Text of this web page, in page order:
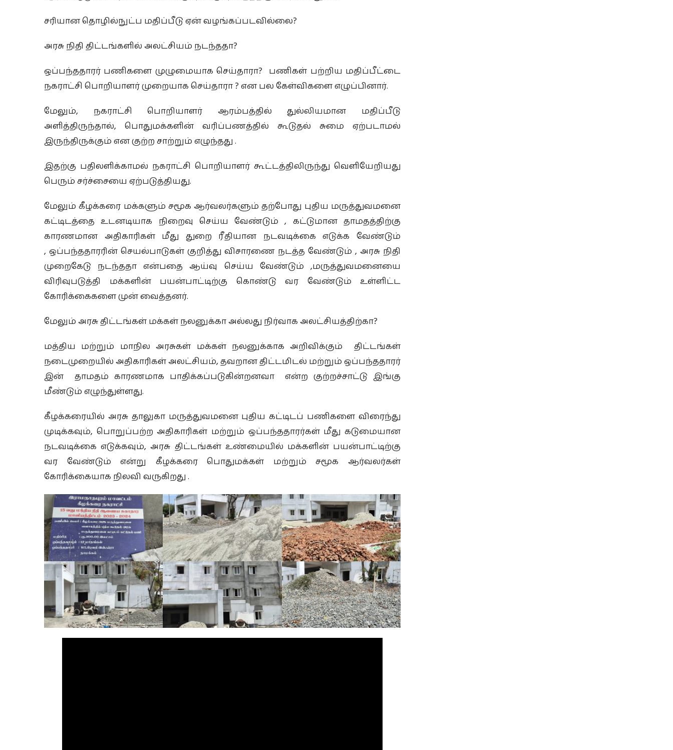
சரியான தொழில்நுட்ப மதிப்பீடு ஏன் வழங்கப்படவில்லை?
அரசு நிதி திட்டங்களில் அலட்சியம் நடந்ததா?
ஒப்பந்ததாரர் பணிகளை முழுமையாக செய்தாரா? பணிகள் பற்றிய மதிப்பீட்டை
நகராட்சி பொறியாளர் முறையாக செய்தாரா ? என பல கேள்விகளை எழுப்பினார்.
மேலும், நகராட்சி பொறியாளர் ஆரம்பத்தில் துல்லியமான மதிப்பீடு
அளித்திருந்தால், பொதுமக்களின் வரிப்பணத்தில் கூடுதல் சுமை ஏற்படாமல்
இருந்திருக்கும் என குற்ற சாற்றும் எழுந்தது .
இதற்கு பதிலளிக்காமல் நகராட்சி பொறியாளர் கூட்டத்திலிருந்து வெளியேறியது
பெரும் சர்ச்சையை ஏற்படுத்தியது.
மேலும் கீழக்கரை மக்களும் சமூக ஆர்வலர்களும் தற்போது புதிய மருத்துவமனை
கட்டிடத்தை உடனடியாக நிறைவு செய்ய வேண்டும் , கட்டுமான தாமதத்திற்கு
காரணமான அதிகாரிகள் மீது துறை ரீதியான நடவடிக்கை எடுக்க வேண்டும்
, ஒப்பந்ததாரரின் செயல்பாடுகள் குறித்து விசாரணை நடத்த வேண்டும் , அரசு நிதி
முறைகேடு நடந்ததா என்பதை ஆய்வு செய்ய வேண்டும் ,மருத்துவமனையை
விரிவுபடுத்தி மக்களின் பயன்பாட்டிற்கு கொண்டு வர வேண்டும் உள்ளிட்ட
கோரிக்கைகளை முன் வைத்தனர்.
மேலும் அரசு திட்டங்கள் மக்கள் நலனுக்கா அல்லது நிர்வாக அலட்சியத்திற்கா?
மத்திய மற்றும் மாநில அரசுகள் மக்கள் நலனுக்காக அறிவிக்கும் திட்டங்கள்
நடைமுறையில் அதிகாரிகள் அலட்சியம், தவறான திட்டமிடல் மற்றும் ஒப்பந்ததாரர்
இன் தாமதம் காரணமாக பாதிக்கப்படுகின்றனவா என்ற குற்றச்சாட்டு இங்கு
மீண்டும் எழுந்துள்ளது.
கீழக்கரையில் அரசு தாலுகா மருத்துவமனை புதிய கட்டிடப் பணிகளை விரைந்து
முடிக்கவும், பொறுப்பற்ற அதிகாரிகள் மற்றும் ஒப்பந்ததாரர்கள் மீது கடுமையான
நடவடிக்கை எடுக்கவும், அரசு திட்டங்கள் உண்மையில் மக்களின் பயன்பாட்டிற்கு
வர வேண்டும் என்று கீழக்கரை பொதுமக்கள் மற்றும் சமூக ஆர்வலர்கள்
கோரிக்கையாக நிலவி வருகிறது .